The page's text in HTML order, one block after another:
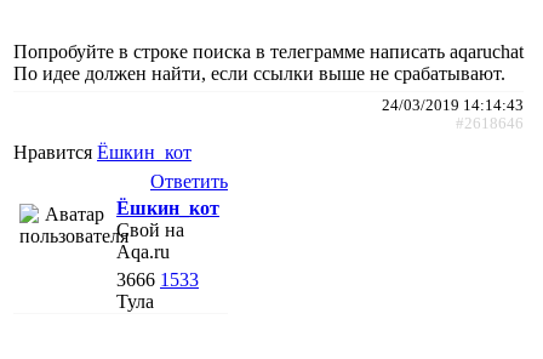
Попробуйте в строке поиска в телеграмме написать aqaruchat
По идее должен найти, если ссылки выше не срабатывают.
24/03/2019 14:14:43
#2618646
Нравится Ёшкин_кот
Ответить
Ёшкин_кот
Свой на
Aqa.ru
3666 1533
Тула